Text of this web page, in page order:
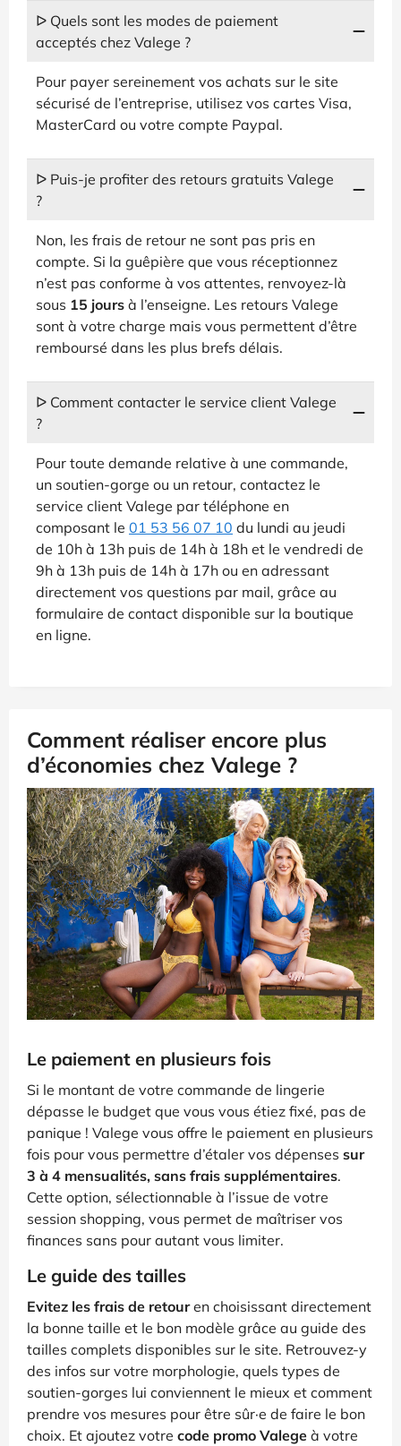
ᐅ Quels sont les modes de paiement
acceptés chez Valege ?
Pour payer sereinement vos achats sur le site
sécurisé de l’entreprise, utilisez vos cartes Visa,
MasterCard ou votre compte Paypal.
ᐅ Puis-je profiter des retours gratuits Valege
?
Non, les frais de retour ne sont pas pris en
compte. Si la guêpière que vous réceptionnez
n’est pas conforme à vos attentes, renvoyez-là
sous 15 jours à l’enseigne. Les retours Valege
sont à votre charge mais vous permettent d’être
remboursé dans les plus brefs délais.
ᐅ Comment contacter le service client Valege
?
Pour toute demande relative à une commande,
un soutien-gorge ou un retour, contactez le
service client Valege par téléphone en
composant le 01 53 56 07 10 du lundi au jeudi
de 10h à 13h puis de 14h à 18h et le vendredi de
9h à 13h puis de 14h à 17h ou en adressant
directement vos questions par mail, grâce au
formulaire de contact disponible sur la boutique
en ligne.
Comment réaliser encore plus
d’économies chez Valege ?
Le paiement en plusieurs fois
Si le montant de votre commande de lingerie
dépasse le budget que vous vous étiez fixé, pas de
panique ! Valege vous offre le paiement en plusieurs
fois pour vous permettre d’étaler vos dépenses sur
3 à 4 mensualités, sans frais supplémentaires.
Cette option, sélectionnable à l’issue de votre
session shopping, vous permet de maîtriser vos
finances sans pour autant vous limiter.
Le guide des tailles
Evitez les frais de retouren choisissant directement
la bonne taille et le bon modèle grâce au guide des
tailles complets disponibles sur le site. Retrouvez-y
des infos sur votre morphologie, quels types de
soutien-gorges lui conviennent le mieux et comment
prendre vos mesures pour être sûr·e de faire le bon
choix. Et ajoutez votre code promo Valege à votre